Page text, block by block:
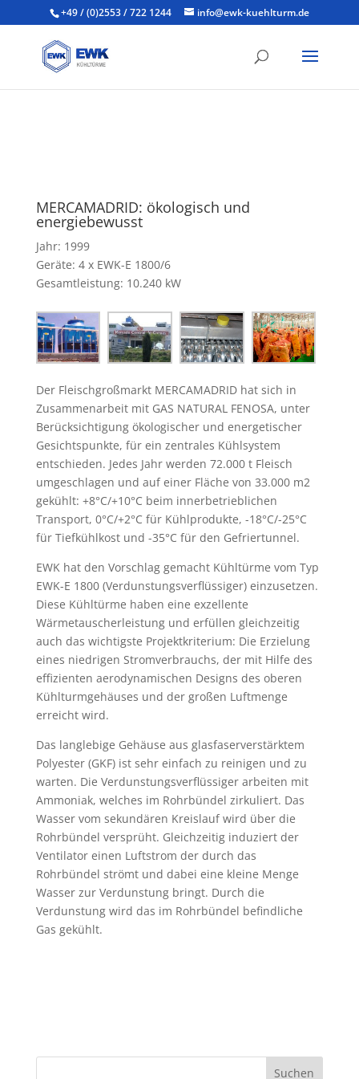
+49 / (0)2553 / 722 1244 info@ewk-kuehlturm.de
MERCAMADRID: ökologisch und
energiebewusst
Jahr: 1999
Geräte: 4 x EWK-E 1800/6
Gesamtleistung: 10.240 kW
Der Fleischgroßmarkt MERCAMADRID hat sich in
Zusammenarbeit mit GAS NATURAL FENOSA, unter
Berücksichtigung ökologischer und energetischer
Gesichtspunkte, für ein zentrales Kühlsystem
entschieden. Jedes Jahr werden 72.000 t Fleisch
umgeschlagen und auf einer Fläche von 33.000 m2
gekühlt: +8°C/+10°C beim innerbetrieblichen
Transport, 0°C/+2°C für Kühlprodukte, -18°C/-25°C
für Tiefkühlkost und -35°C für den Gefriertunnel.
EWK hat den Vorschlag gemacht Kühltürme vom Typ
EWK-E 1800 (Verdunstungsverflüssiger) einzusetzen.
Diese Kühltürme haben eine exzellente
Wärmetauscherleistung und erfüllen gleichzeitig
auch das wichtigste Projektkriterium: Die Erzielung
eines niedrigen Stromverbrauchs, der mit Hilfe des
effizienten aerodynamischen Designs des oberen
Kühlturmgehäuses und der großen Luftmenge
erreicht wird.
Das langlebige Gehäuse aus glasfaserverstärktem
Polyester (GKF) ist sehr einfach zu reinigen und zu
warten. Die Verdunstungsverflüssiger arbeiten mit
Ammoniak, welches im Rohrbündel zirkuliert. Das
Wasser vom sekundären Kreislauf wird über die
Rohrbündel versprüht. Gleichzeitig induziert der
Ventilator einen Luftstrom der durch das
Rohrbündel strömt und dabei eine kleine Menge
Wasser zur Verdunstung bringt. Durch die
Verdunstung wird das im Rohrbündel befindliche
Gas gekühlt.
Suchen